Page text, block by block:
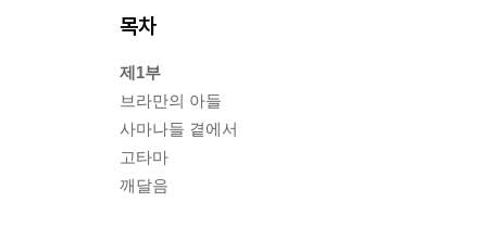
목차
제1부
브라만의 아들
사마나들 곁에서
고타마
깨달음